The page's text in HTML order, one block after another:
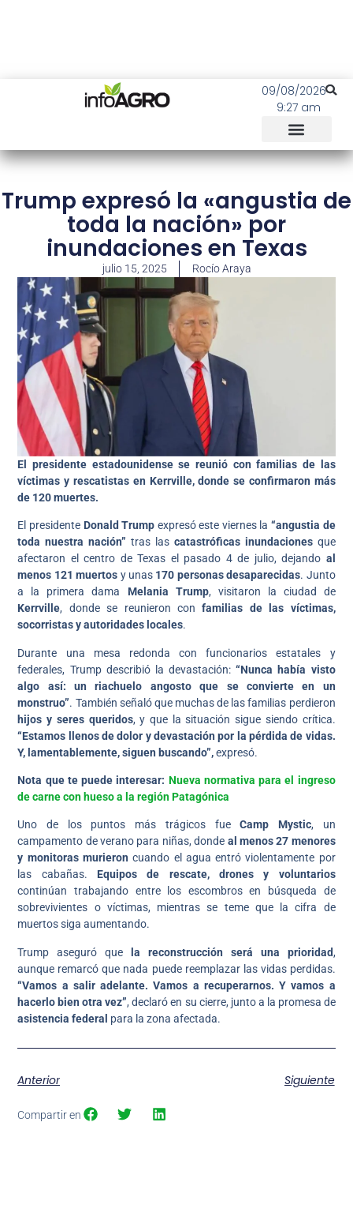
09/08/2026
9:27 am
Trump expresó la «angustia de
toda la nación» por
inundaciones en Texas
julio 15, 2025 Rocío Araya
El presidente estadounidense se reunió con familias de las
víctimas y rescatistas en Kerrville, donde se confirmaron más
de 120 muertes.
El presidente Donald Trump expresó este viernes la“angustia de
toda nuestra nación” tras las catastróficas inundacionesque
afectaron el centro de Texas el pasado 4 de julio, dejando al
menos 121 muertos y unas 170 personas desaparecidas. Junto
a la primera dama Melania Trump, visitaron la ciudad de
Kerrville, donde se reunieron confamilias de las víctimas,
socorristas y autoridades locales.
Durante una mesa redonda con funcionarios estatales y
federales, Trump describió la devastación:“Nunca había visto
algo así: un riachuelo angosto que se convierte en un
monstruo”. También señaló que muchas de las familias perdieron
hijos y seres queridos, y que la situación sigue siendo crítica.
“Estamos llenos de dolor y devastación por la pérdida de vidas.
Y, lamentablemente, siguen buscando”,expresó.
Nota que te puede interesar: Nueva normativa para el ingreso
de carne con hueso a la región Patagónica
Uno de los puntos más trágicos fueCamp Mystic, un
campamento de verano para niñas, donde al menos 27 menores
y monitoras murieron cuando el agua entró violentamente por
las cabañas. Equipos de rescate, drones y voluntarios
continúan trabajando entre los escombros en búsqueda de
sobrevivientes o víctimas, mientras se teme que la cifra de
muertos siga aumentando.
Trump aseguró que la reconstrucción será una prioridad,
aunque remarcó que nada puede reemplazar las vidas perdidas.
“Vamos a salir adelante. Vamos a recuperarnos. Y vamos a
hacerlo bien otra vez”, declaró en su cierre, junto a la promesa de
asistencia federal para la zona afectada.
Anterior Siguiente
Compartir en